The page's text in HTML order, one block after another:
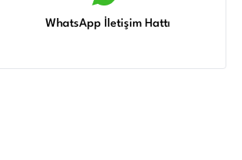
WhatsApp İletişim Hattı